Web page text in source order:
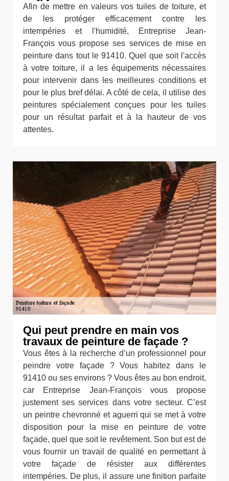
Afin de mettre en valeurs vos tuiles de toiture, et
de les protéger efficacement contre les
intempéries et l'humidité, Entreprise Jean-
François vous propose ses services de mise en
peinture dans tout le 91410. Quel que soit l'accès
à votre toiture, il a les équipements nécessaires
pour intervenir dans les meilleures conditions et
pour le plus bref délai. A côté de cela, il utilise des
peintures spécialement conçues pour les tuiles
pour un résultat parfait et à la hauteur de vos
attentes.
Qui peut prendre en main vos
travaux de peinture de façade ?
Vous êtes à la recherche d’un professionnel pour
peindre votre façade ? Vous habitez dans le
91410 ou ses environs ? Vous êtes au bon endroit,
car Entreprise Jean-François vous propose
justement ses services dans votre secteur. C’est
un peintre chevronné et aguerri qui se met à votre
disposition pour la mise en peinture de votre
façade, quel que soit le revêtement. Son but est de
vous fournir un travail de qualité en permettant à
votre façade de résister aux différentes
intempéries. De plus, il assure une finition parfaite